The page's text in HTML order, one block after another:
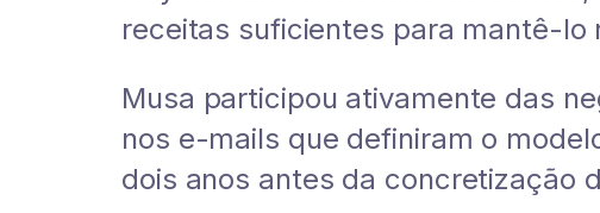
receitas suficientes para mantê-lo
Musa participou ativamente das
nos e-mails que definiram o
dois anos antes da concretização